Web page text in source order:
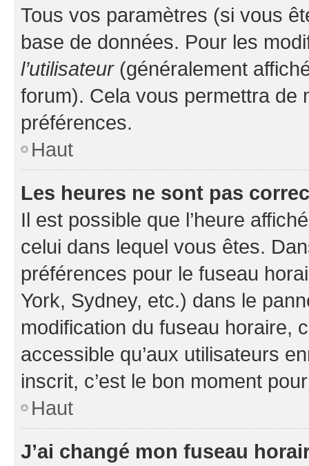
Tous vos paramètres (si vous
base de données. Pour les
l’utilisateur(généralement
forum). Cela vous permettra de
préférences.
Haut
Les heures ne sont pas
Il est possible que l’heure
celui dans lequel vous êtes.
préférences pour le fuseau
York, Sydney, etc.) dans le
modification du fuseau horaire,
accessible qu’aux utilisateurs
inscrit, c’est le bon moment
Haut
J’ai changé mon fuseau